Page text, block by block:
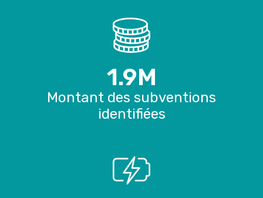
1.9M
Montant des subventions
identifiées